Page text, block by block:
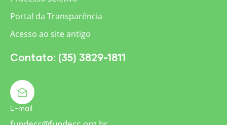
Portal da Transparência
Acesso ao site antigo
Contato: (35) 3829-1811
E-mail